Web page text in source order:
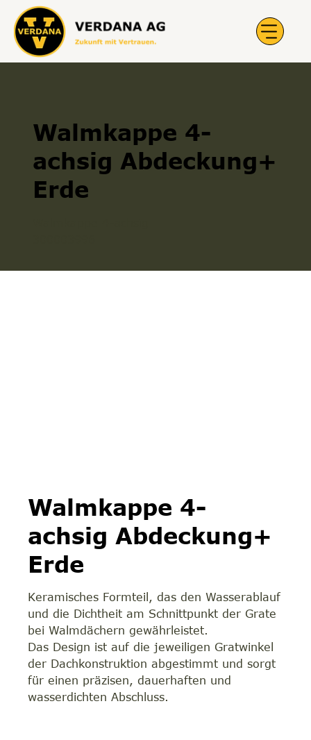
Walmkappe 4-
achsig Abdeckung+
Erde
Walmkappe 4-
achsig Abdeckung+
Erde
Keramisches Formteil, das den Wasserablauf
und die Dichtheit am Schnittpunkt der Grate
bei Walmdächern gewährleistet.
Das Design ist auf die jeweiligen Gratwinkel
der Dachkonstruktion abgestimmt und sorgt
für einen präzisen, dauerhaften und
wasserdichten Abschluss.